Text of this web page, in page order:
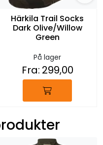
Härkila Trail Socks
Dark Olive/Willow
Green
På lager
Fra: 299,00